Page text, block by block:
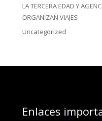
LA TERCERA EDAD Y
ORGANIZAN VIAJES
Uncategorized
Enlaces